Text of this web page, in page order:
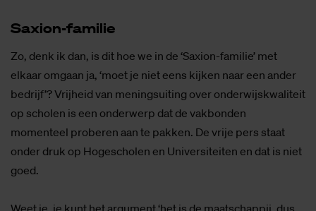
Saxi­on-fa­mi­lie
Zo, denk ik dan, is dit hoe we in de ‘Saxion-familie’ met
elkaar omgaan ja, ‘moet je niet eens kijken naar een ander
bedrijf’? Vrijheid van meningsuiting over onderwijskwaliteit
op scholen is een onderwerp dat de vakbonden
momenteel proberen aan te pakken. De vrije pers staat
onder druk op Hogescholen en Universiteiten en dat is niet
goed.
Weet je, je kunt het argument ‘het is de maatschappij, dus